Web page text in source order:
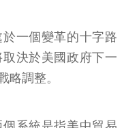
一個變革的十字路
決於美國政府下一
略調整。